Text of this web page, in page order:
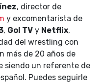
, director de
y excomentarista de
, Gol TV y Netflix,
del wrestling con
más de 20 años de
siendo un referente de
Puedes seguirle